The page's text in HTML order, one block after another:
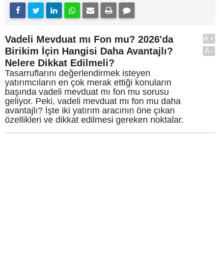
Vadeli Mevduat mı Fon mu? 2026'da
Birikim İçin Hangisi Daha Avantajlı?
Nelere Dikkat Edilmeli?
Tasarruflarını değerlendirmek isteyen
yatırımcıların en çok merak ettiği konuların
başında vadeli mevduat mı fon mu sorusu
geliyor. Peki, vadeli mevduat mı fon mu daha
avantajlı? İşte iki yatırım aracının öne çıkan
özellikleri ve dikkat edilmesi gereken noktalar.
A+
A-